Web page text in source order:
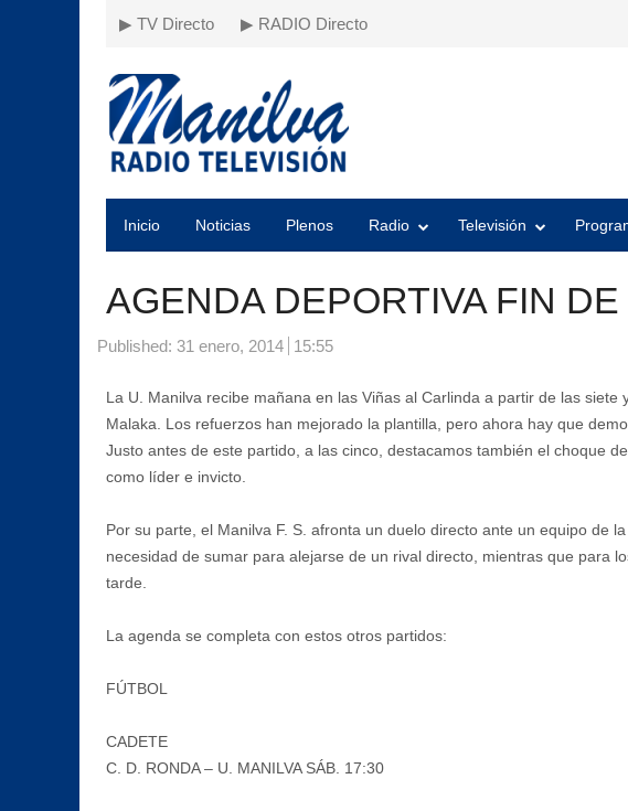
▶ TV Directo ▶ RADIO Directo
Inicio Noticias Plenos Radio Televisión
AGENDA DEPORTIVA FIN
Published: 31 enero, 2014 15:55
La U. Manilva recibe mañana en las Viñas al Carlinda a partir de las
Malaka. Los refuerzos han mejorado la plantilla, pero ahora hay que
Justo antes de este partido, a las cinco, destacamos también el choque
como líder e invicto.
Por su parte, el Manilva F. S. afronta un duelo directo ante un equipo de
necesidad de sumar para alejarse de un rival directo, mientras que para
tarde.
La agenda se completa con estos otros partidos:
FÚTBOL
CADETE
C. D. RONDA – U. MANILVA SÁB. 17:30